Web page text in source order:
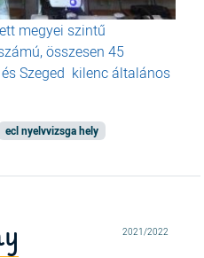
megyei szintű
összesen 45
Szeged kilenc általános
ecl nyelvvizsga hely
2021/2022